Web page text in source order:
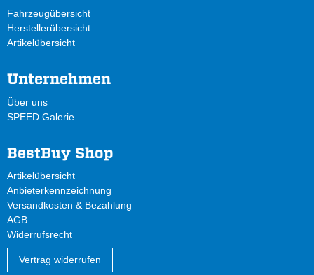
Fahrzeugübersicht
Herstellerübersicht
Artikelübersicht
Unternehmen
Über uns
SPEED Galerie
BestBuy Shop
Artikelübersicht
Anbieterkennzeichnung
Versandkosten & Bezahlung
AGB
Widerrufsrecht
Vertrag widerrufen